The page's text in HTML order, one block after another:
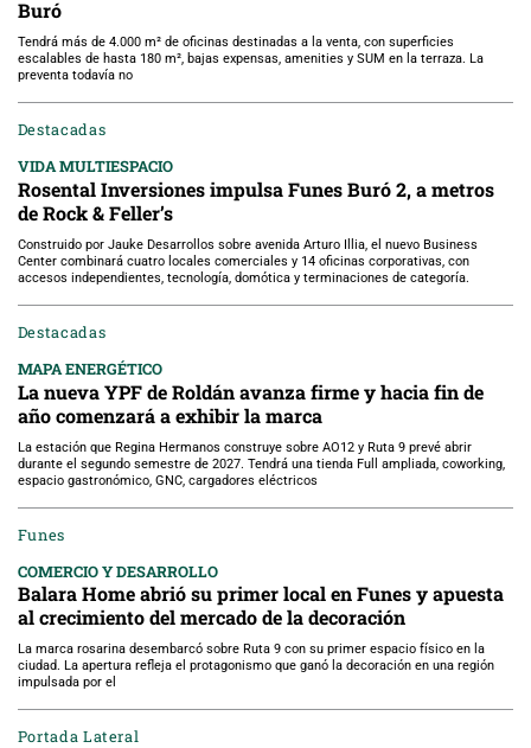
Buró
Tendrá más de 4.000 m² de oficinas destinadas a la venta, con superficies
escalables de hasta 180 m², bajas expensas, amenities y SUM en la terraza. La
preventa todavía no
Destacadas
VIDA MULTIESPACIO
Rosental Inversiones impulsa Funes Buró 2, a metros
de Rock & Feller’s
Construido por Jauke Desarrollos sobre avenida Arturo Illia, el nuevo Business
Center combinará cuatro locales comerciales y 14 oficinas corporativas, con
accesos independientes, tecnología, domótica y terminaciones de categoría.
Destacadas
MAPA ENERGÉTICO
La nueva YPF de Roldán avanza firme y hacia fin de
año comenzará a exhibir la marca
La estación que Regina Hermanos construye sobre AO12 y Ruta 9 prevé abrir
durante el segundo semestre de 2027. Tendrá una tienda Full ampliada, coworking,
espacio gastronómico, GNC, cargadores eléctricos
Funes
COMERCIO Y DESARROLLO
Balara Home abrió su primer local en Funes y apuesta
al crecimiento del mercado de la decoración
La marca rosarina desembarcó sobre Ruta 9 con su primer espacio físico en la
ciudad. La apertura refleja el protagonismo que ganó la decoración en una región
impulsada por el
Portada Lateral